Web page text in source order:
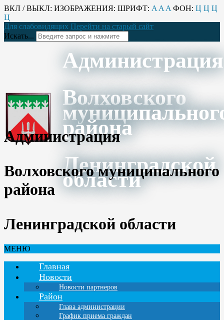
ВКЛ / ВЫКЛ: ИЗОБРАЖЕНИЯ: ШРИФТ: A A A ФОН: Ц Ц Ц
Ц
Для слабовидящих Перейти на старый сайт
Искать...
Администрация
Волховского
района
Ленинградской
области
Администрация
Волховского муниципального
района
Ленинградской области
МЕНЮ
Главная
Новости
Новости партнеров
Район
Глава администрации
График приема граждан